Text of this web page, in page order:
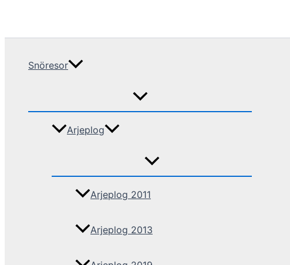
Snöresor
Arjeplog
Arjeplog 2011
Arjeplog 2013